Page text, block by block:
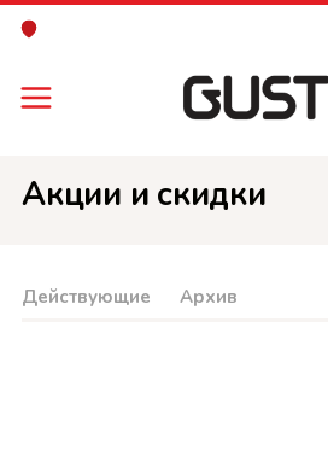
Акции и скидки
Действующие Архив